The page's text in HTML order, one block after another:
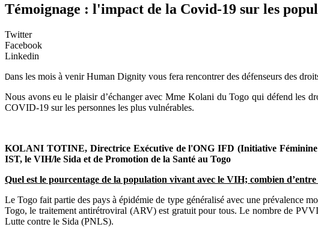
Témoignage : l'impact de la Covid-19 sur les
Twitter
Facebook
Linkedin
Dans les mois à venir Human Dignity vous fera rencontrer des défenseurs des
Nous avons eu le plaisir d’échanger avec Mme Kolani du Togo qui défend les
COVID-19 sur les personnes les plus vulnérables.
KOLANI TOTINE, Directrice Exécutive de l'ONG IFD (Initiative Féminine
IST, le VIH/le Sida et de Promotion de la Santé au Togo
Quel est le pourcentage de la population vivant avec le VIH; combien
Le Togo fait partie des pays à épidémie de type généralisé avec une prévalence
Togo, le traitement antirétroviral (ARV) est gratuit pour tous. Le nombre de
Lutte contre le Sida (PNLS).